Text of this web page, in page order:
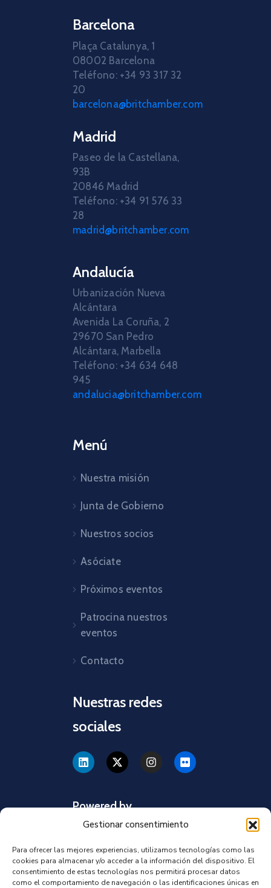
Gestionar consentimiento
Para ofrecer las mejores experiencias, utilizamos tecnologías como las
cookies para almacenar y/o acceder a la información del dispositivo. El
consentimiento de estas tecnologías nos permitirá procesar datos
como el comportamiento de navegación o las identificaciones únicas en
Barcelona
Plaça Catalunya, 1
08002 Barcelona
Teléfono: +34 93 317 32
20
barcelona@britchamber.com
Madrid
Paseo de la Castellana,
93B
20846 Madrid
Teléfono: +34 91 576 33
28
madrid@britchamber.com
Andalucía
Urbanización Nueva
Alcántara
Avenida La Coruña, 2
29670 San Pedro
Alcántara, Marbella
Teléfono: +34 634 648
945
andalucia@britchamber.com
Menú
Nuestra misión
Junta de Gobierno
Nuestros socios
Asóciate
Próximos eventos
Patrocina nuestros
eventos
Contacto
Nuestras redes
sociales
Powered by